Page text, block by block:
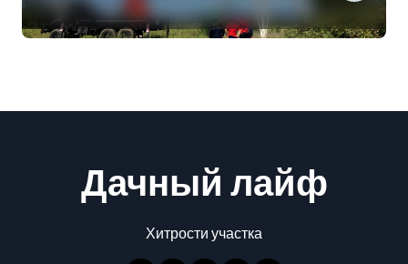
Дачный лайф
Хитрости участка